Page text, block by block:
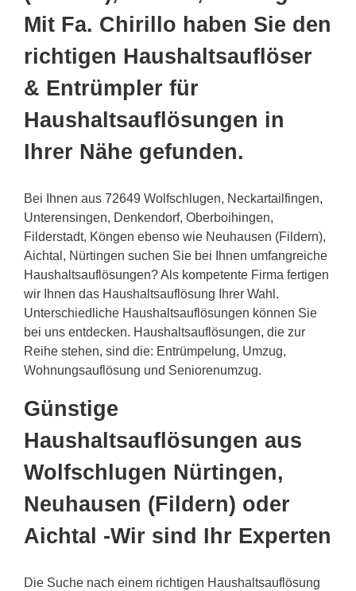
Mit Fa. Chirillo haben Sie den
richtigen Haushaltsauflöser
& Entrümpler für
Haushaltsauflösungen in
Ihrer Nähe gefunden.
Bei Ihnen aus 72649 Wolfschlugen, Neckartailfingen,
Unterensingen, Denkendorf, Oberboihingen,
Filderstadt, Köngen ebenso wie Neuhausen (Fildern),
Aichtal, Nürtingen suchen Sie bei Ihnen umfangreiche
Haushaltsauflösungen? Als kompetente Firma fertigen
wir Ihnen das Haushaltsauflösung Ihrer Wahl.
Unterschiedliche Haushaltsauflösungen können Sie
bei uns entdecken. Haushaltsauflösungen, die zur
Reihe stehen, sind die: Entrümpelung, Umzug,
Wohnungsauflösung und Seniorenumzug.
Günstige
Haushaltsauflösungen aus
Wolfschlugen Nürtingen,
Neuhausen (Fildern) oder
Aichtal -Wir sind Ihr Experten
Die Suche nach einem richtigen Haushaltsauflösung